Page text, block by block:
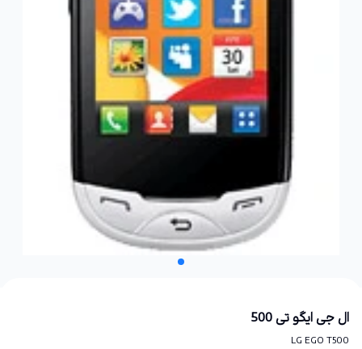
ال جی ایگو تی 500
LG EGO T500